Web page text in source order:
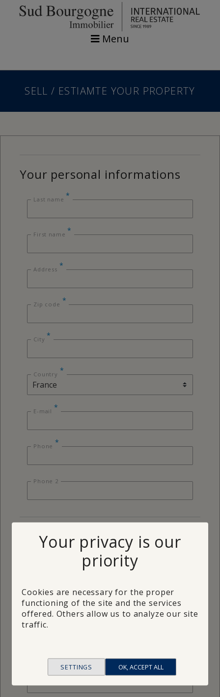
Menu
SELL / ESTIAMTE YOUR PROPERTY
Your personal informations
Last name *
First name *
Address *
Zip code *
City *
Country *
E-mail *
Phone *
Phone 2
Meeting
At office
Your property
Zip code*
Your privacy is our
priority
Cookies are necessary for the proper
functioning of the site and the services
offered. Others allow us to analyze our site
traffic.
SETTINGS OK, ACCEPT ALL
Refuse